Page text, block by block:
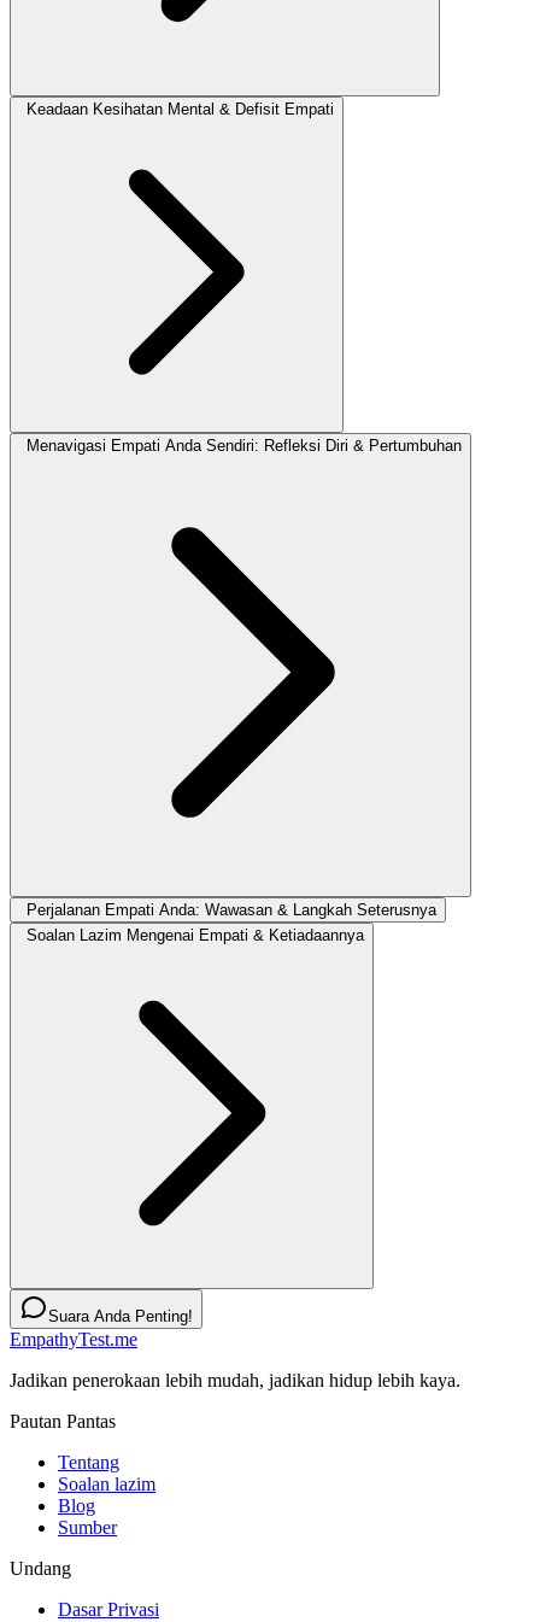
Keadaan Kesihatan Mental & Defisit Empati
Menavigasi Empati Anda Sendiri: Refleksi Diri & Pertumbuhan
Perjalanan Empati Anda: Wawasan & Langkah Seterusnya
Soalan Lazim Mengenai Empati & Ketiadaannya
Suara Anda Penting!
EmpathyTest.me
Jadikan penerokaan lebih mudah, jadikan hidup lebih kaya.
Pautan Pantas
Tentang
Soalan lazim
Blog
Sumber
Undang
Dasar Privasi